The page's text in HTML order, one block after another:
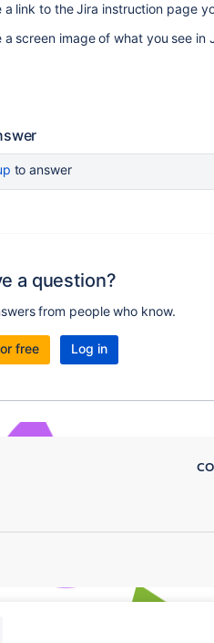
a link to the Jira instruction page
screen image of what you see in
to answer
a question?
from people who know.
free Log in